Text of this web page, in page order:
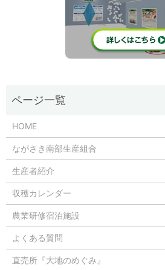
HOME
ながさき南部生産組合
生産者紹介
収穫カレンダー
農業研修宿泊施設
よくある質問
直売所『大地のめぐみ』